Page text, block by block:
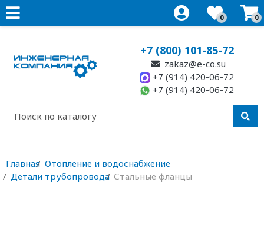
0 0
+7 (800) 101-85-72
zakaz@e-co.su
+7 (914) 420-06-72
+7 (914) 420-06-72
Главная Отопление и водоснабжение
Детали трубопровода Стальные фланцы